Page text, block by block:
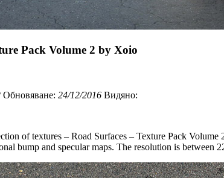
Pack Volume 2 by Xoio
Обновяване: 24/12/2016 Видяно:
of textures – Road Surfaces – Texture Pack
bump and specular maps. The resolution is between